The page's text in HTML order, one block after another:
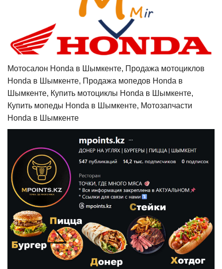
Мотосалон Honda в Шымкенте, Продажа мотоциклов
Honda в Шымкенте, Продажа мопедов Honda в
Шымкенте, Купить мотоциклы Honda в Шымкенте,
Купить мопеды Honda в Шымкенте, Мотозапчасти
Honda в Шымкенте